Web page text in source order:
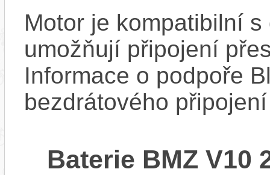
Motor je kompatibilní
umožňují připojení
Informace o podpoře
bezdrátového
Baterie BMZ V10